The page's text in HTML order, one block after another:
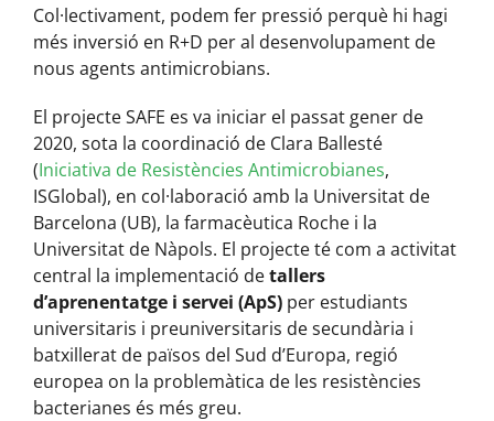
Col·lectivament, podem fer pressió perquè hi hagi
més inversió en R+D per al desenvolupament de
nous agents antimicrobians.
El projecte SAFE es va iniciar el passat gener de
2020, sota la coordinació de Clara Ballesté
(Iniciativa de Resistències Antimicrobianes,
ISGlobal), en col·laboració amb la Universitat de
Barcelona (UB), la farmacèutica Roche i la
Universitat de Nàpols. El projecte té com a activitat
central la implementació detallers
d’aprenentatge i servei (ApS) per estudiants
universitaris i preuniversitaris de secundària i
batxillerat de països del Sud d’Europa, regió
europea on la problemàtica de les resistències
bacterianes és més greu.